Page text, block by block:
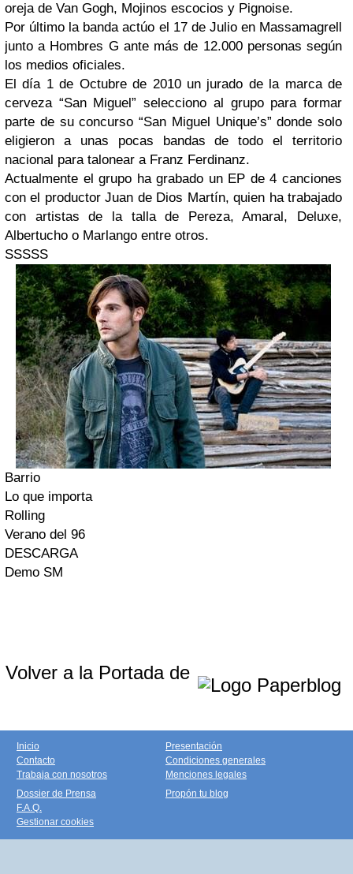
oreja de Van Gogh, Mojinos escocios y Pignoise.
Por último la banda actúo el 17 de Julio en Massamagrell
junto a Hombres G ante más de 12.000 personas según
los medios oficiales.
El día 1 de Octubre de 2010 un jurado de la marca de
cerveza “San Miguel” selecciono al grupo para formar
parte de su concurso “San Miguel Unique’s” donde solo
eligieron a unas pocas bandas de todo el territorio
nacional para talonear a Franz Ferdinanz.
Actualmente el grupo ha grabado un EP de 4 canciones
con el productor Juan de Dios Martín, quien ha trabajado
con artistas de la talla de Pereza, Amaral, Deluxe,
Albertucho o Marlango entre otros.
SSSSS
Barrio
Lo que importa
Rolling
Verano del 96
DESCARGA
Demo SM
Volver a la Portada de
Inicio
Contacto
Trabaja con nosotros
Presentación
Condiciones generales
Menciones legales
Dossier de Prensa
F.A.Q.
Gestionar cookies
Propón tu blog